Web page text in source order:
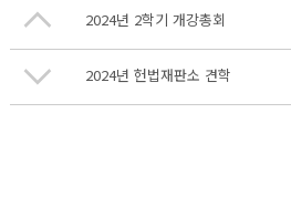
2024년 2학기 개강총회
2024년 헌법재판소 견학